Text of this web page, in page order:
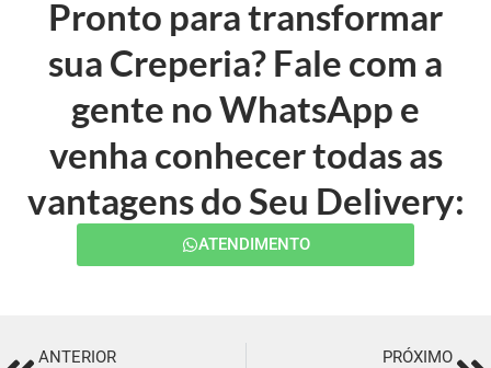
Pronto para transformar
sua Creperia? Fale com a
gente no WhatsApp e
venha conhecer todas as
vantagens do Seu Delivery:
ATENDIMENTO
ANTERIOR
PRÓXIMO